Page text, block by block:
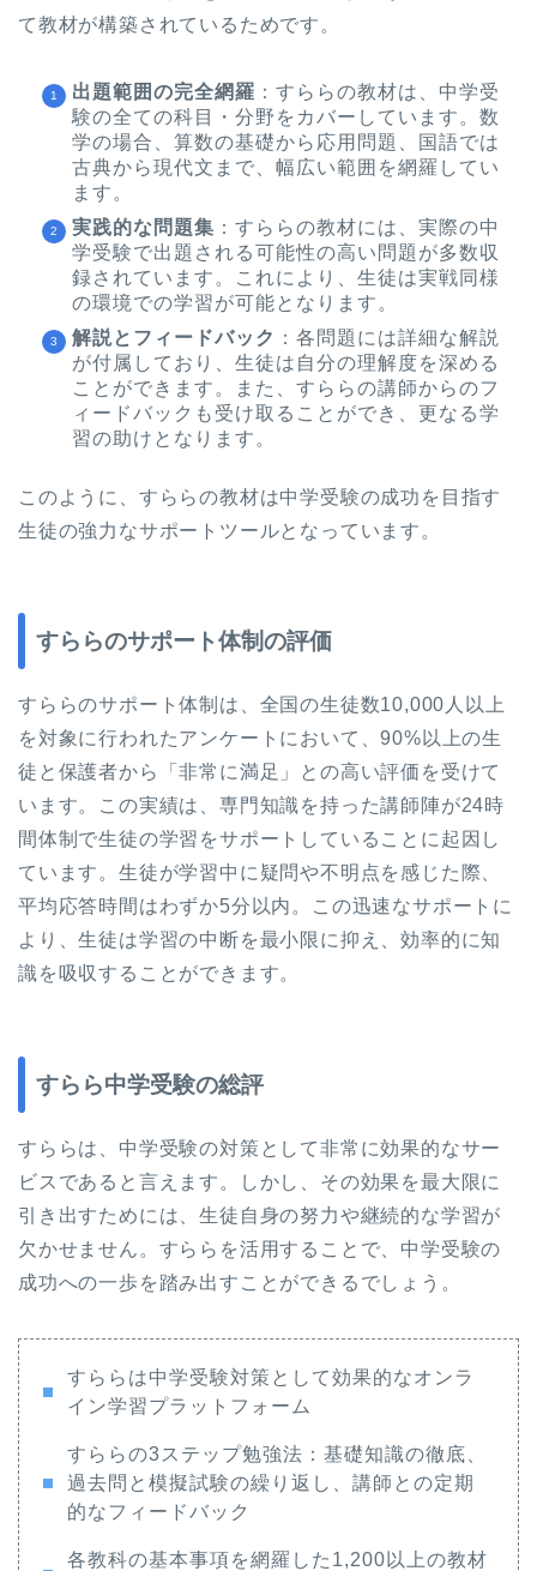
て教材が構築されているためです。
出題範囲の完全網羅 ：すららの教材は、中学受
験の全ての科目・分野をカバーしています。数
学の場合、算数の基礎から応用問題、国語では
古典から現代文まで、幅広い範囲を網羅してい
ます。
実践的な問題集 ：すららの教材には、実際の中
学受験で出題される可能性の高い問題が多数収
録されています。これにより、生徒は実戦同様
の環境での学習が可能となります。
解説とフィードバック ：各問題には詳細な解説
が付属しており、生徒は自分の理解度を深める
ことができます。また、すららの講師からのフ
ィードバックも受け取ることができ、更なる学
習の助けとなります。
このように、すららの教材は中学受験の成功を目指す
生徒の強力なサポートツールとなっています。
すららのサポート体制の評価
すららのサポート体制は、全国の生徒数10,000人以上
を対象に行われたアンケートにおいて、90%以上の生
徒と保護者から「非常に満足」との高い評価を受けて
います。この実績は、専門知識を持った講師陣が24時
間体制で生徒の学習をサポートしていることに起因し
ています。生徒が学習中に疑問や不明点を感じた際、
平均応答時間はわずか5分以内。この迅速なサポートに
より、生徒は学習の中断を最小限に抑え、効率的に知
識を吸収することができます。
すらら中学受験の総評
すららは、中学受験の対策として非常に効果的なサー
ビスであると言えます。しかし、その効果を最大限に
引き出すためには、生徒自身の努力や継続的な学習が
欠かせません。すららを活用することで、中学受験の
成功への一歩を踏み出すことができるでしょう。
すららは中学受験対策として効果的なオンラ
イン学習プラットフォーム
すららの3ステップ勉強法：基礎知識の徹底、
過去問と模擬試験の繰り返し、講師との定期
的なフィードバック
各教科の基本事項を網羅した1,200以上の教材